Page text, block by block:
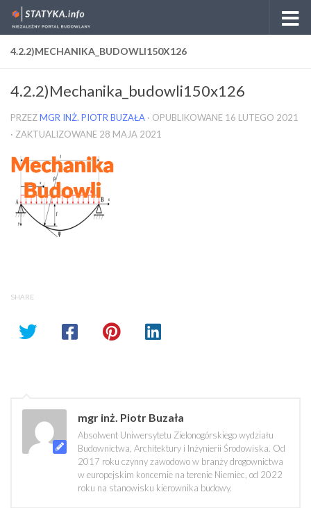
Skip to content
4.2.2)MECHANIKA_BUDOWLI150X126
4.2.2)Mechanika_budowli150x126
PRZEZMGR INŻ. PIOTR BUZAŁA · OPUBLIKOWANE 16 LUTEGO 2021
· ZAKTUALIZOWANE 28 MAJA 2021
SHARE
mgr inż. Piotr Buzała
Absolwent Uniwersytetu Zielonogórskiego wydziału
Budownictwa, Architektury i Inżynierii Środowiska. Od
2017 roku czynny zawodowo w branży drogownictwa
w europejskim koncernie na terenie Niemiec, od 2022
roku na stanowisku kierownika budowy.